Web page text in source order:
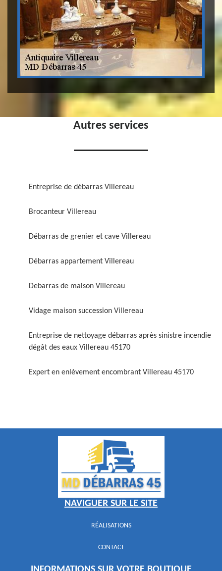
Autres services
Entreprise de débarras Villereau
Brocanteur Villereau
Débarras de grenier et cave Villereau
Débarras appartement Villereau
Debarras de maison Villereau
Vidage maison succession Villereau
Entreprise de nettoyage débarras après sinistre incendie
dégât des eaux Villereau 45170
Expert en enlèvement encombrant Villereau 45170
NAVIGUER SUR LE SITE
RÉALISATIONS
CONTACT